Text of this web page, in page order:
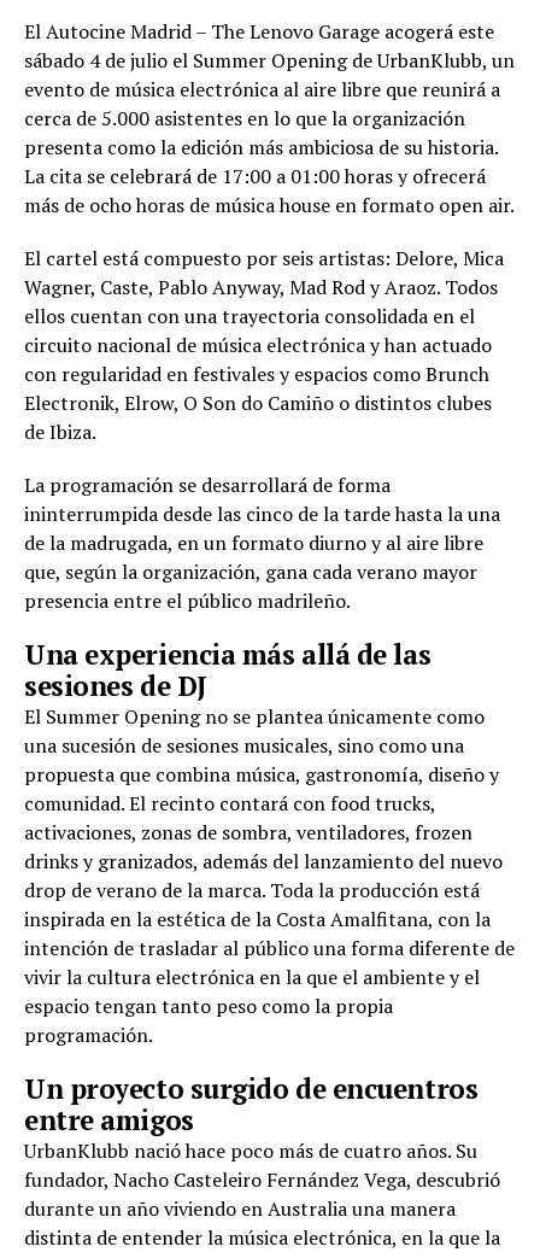
El Autocine Madrid – The Lenovo Garage acogerá este
sábado 4 de julio el Summer Opening de UrbanKlubb, un
evento de música electrónica al aire libre que reunirá a
cerca de 5.000 asistentes en lo que la organización
presenta como la edición más ambiciosa de su historia.
La cita se celebrará de 17:00 a 01:00 horas y ofrecerá
más de ocho horas de música house en formato open air.
El cartel está compuesto por seis artistas: Delore, Mica
Wagner, Caste, Pablo Anyway, Mad Rod y Araoz. Todos
ellos cuentan con una trayectoria consolidada en el
circuito nacional de música electrónica y han actuado
con regularidad en festivales y espacios como Brunch
Electronik, Elrow, O Son do Camiño o distintos clubes
de Ibiza.
La programación se desarrollará de forma
ininterrumpida desde las cinco de la tarde hasta la una
de la madrugada, en un formato diurno y al aire libre
que, según la organización, gana cada verano mayor
presencia entre el público madrileño.
Una experiencia más allá de las
sesiones de DJ
El Summer Opening no se plantea únicamente como
una sucesión de sesiones musicales, sino como una
propuesta que combina música, gastronomía, diseño y
comunidad. El recinto contará con food trucks,
activaciones, zonas de sombra, ventiladores, frozen
drinks y granizados, además del lanzamiento del nuevo
drop de verano de la marca. Toda la producción está
inspirada en la estética de la Costa Amalfitana, con la
intención de trasladar al público una forma diferente de
vivir la cultura electrónica en la que el ambiente y el
espacio tengan tanto peso como la propia
programación.
Un proyecto surgido de encuentros
entre amigos
UrbanKlubb nació hace poco más de cuatro años. Su
fundador, Nacho Casteleiro Fernández Vega, descubrió
durante un año viviendo en Australia una manera
distinta de entender la música electrónica, en la que la